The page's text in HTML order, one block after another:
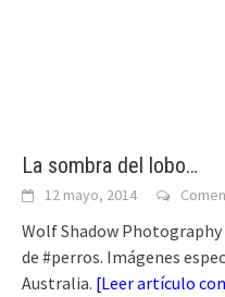
La sombra del lobo…
12 mayo, 2014
Wolf Shadow
de #perros. Imágenes
Australia. [Leer artículo